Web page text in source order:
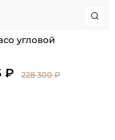
угловой
₽ 228 300 ₽